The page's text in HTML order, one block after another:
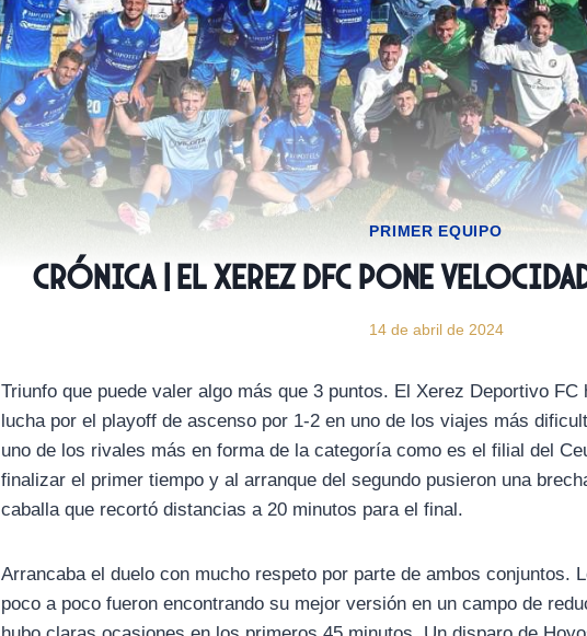
PRIMER EQUIPO
CRÓNICA | El Xerez DFC pone
14 de abril de 2024
Triunfo que puede valer algo más que 3 puntos. El Xerez Deportivo
lucha por el playoff de ascenso por 1-2 en uno de los viajes más
uno de los rivales más en forma de la categoría como es el filial del
finalizar el primer tiempo y al arranque del segundo pusieron una
caballa que recortó distancias a 20 minutos para el final.
Arrancaba el duelo con mucho respeto por parte de ambos conjuntos.
poco a poco fueron encontrando su mejor versión en un campo de